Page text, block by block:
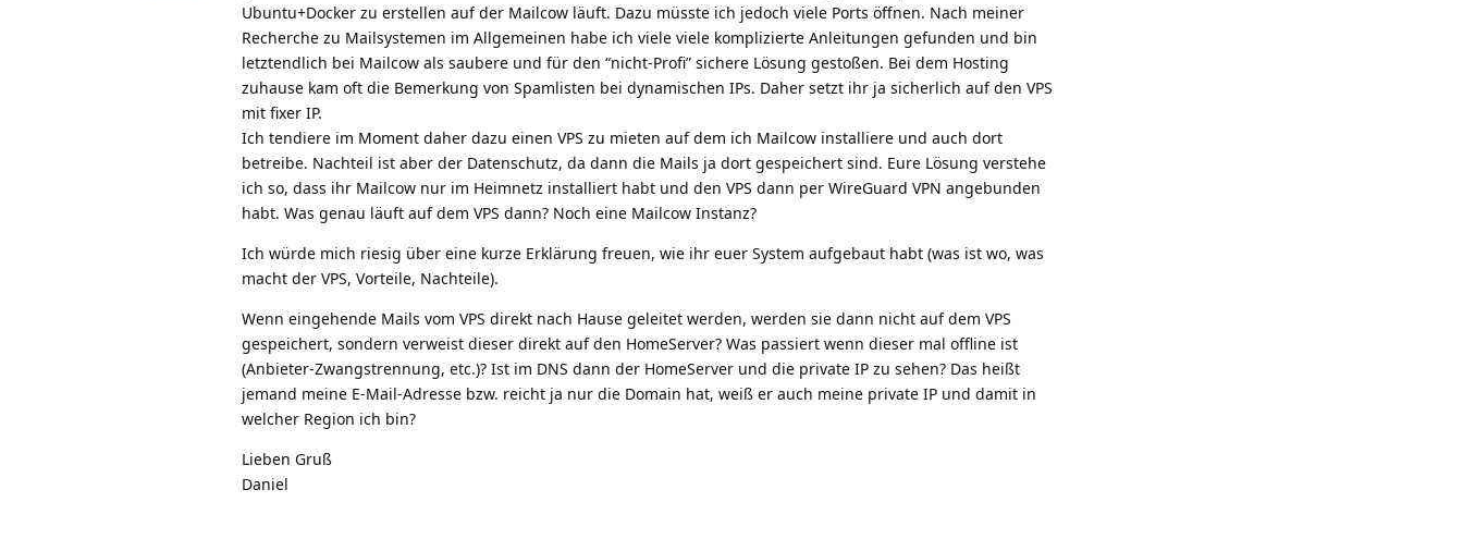
Ubuntu+Docker zu erstellen auf der Mailcow läuft. Dazu müsste ich jedoch viele Ports öffnen. Nach meiner
Recherche zu Mailsystemen im Allgemeinen habe ich viele viele komplizierte Anleitungen gefunden und bin
letztendlich bei Mailcow als saubere und für den “nicht-Profi” sichere Lösung gestoßen. Bei dem Hosting
zuhause kam oft die Bemerkung von Spamlisten bei dynamischen IPs. Daher setzt ihr ja sicherlich auf den VPS
mit fixer IP.
Ich tendiere im Moment daher dazu einen VPS zu mieten auf dem ich Mailcow installiere und auch dort
betreibe. Nachteil ist aber der Datenschutz, da dann die Mails ja dort gespeichert sind. Eure Lösung verstehe
ich so, dass ihr Mailcow nur im Heimnetz installiert habt und den VPS dann per WireGuard VPN angebunden
habt. Was genau läuft auf dem VPS dann? Noch eine Mailcow Instanz?
Ich würde mich riesig über eine kurze Erklärung freuen, wie ihr euer System aufgebaut habt (was ist wo, was
macht der VPS, Vorteile, Nachteile).
Wenn eingehende Mails vom VPS direkt nach Hause geleitet werden, werden sie dann nicht auf dem VPS
gespeichert, sondern verweist dieser direkt auf den HomeServer? Was passiert wenn dieser mal offline ist
(Anbieter-Zwangstrennung, etc.)? Ist im DNS dann der HomeServer und die private IP zu sehen? Das heißt
jemand meine E-Mail-Adresse bzw. reicht ja nur die Domain hat, weiß er auch meine private IP und damit in
welcher Region ich bin?
Lieben Gruß
Daniel